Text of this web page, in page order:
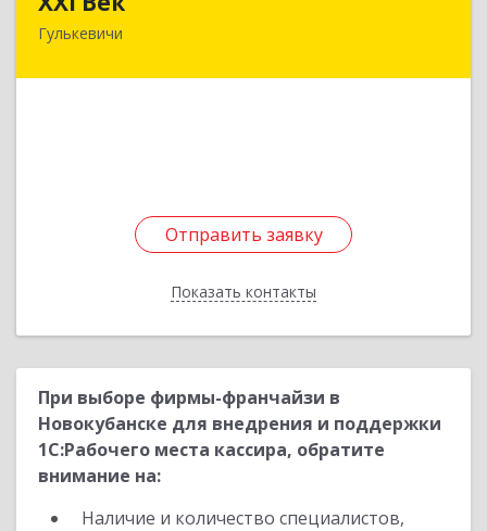
Гулькевичи
Отправить заявку
Показать контакты
Отправить заявку
Назад
При выборе фирмы-франчайзи в
Новокубанске для внедрения и поддержки
1С:Рабочего места кассира, обратите
внимание на:
Наличие и количество специалистов,